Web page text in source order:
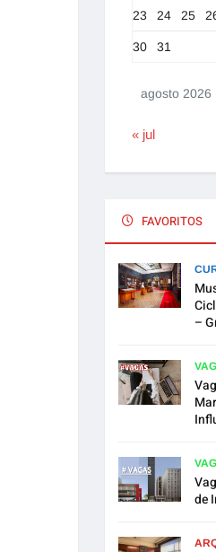
agosto 2026
23 24 25
30 31
« jul
FAVORITOS
–
de